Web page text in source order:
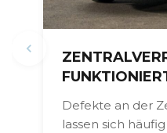
Defekte an der
lassen sich